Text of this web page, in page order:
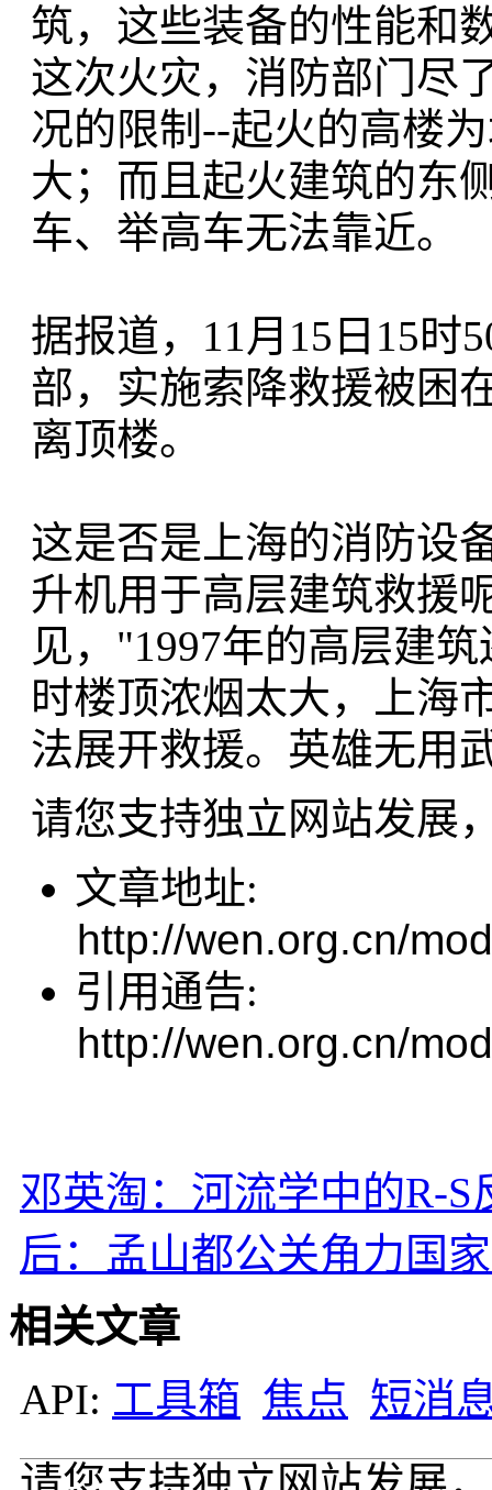
筑，这些装备的性能和
这次火灾，消防部门尽
况的限制--起火的高楼
大；而且起火建筑的东
车、举高车无法靠近。
据报道，11月15日15时
部，实施索降救援被困
离顶楼。
这是否是上海的消防设
升机用于高层建筑救援
见，"1997年的高层建
时楼顶浓烟太大，上海
法展开救援。英雄无用
请您支持独立网站发展
文章地址:
http://wen.org.cn/
引用通告:
http://wen.org.cn/
邓英淘：河流学中的R-S
后：孟山都公关角力国
相关文章
API: 工具箱 焦点 短消